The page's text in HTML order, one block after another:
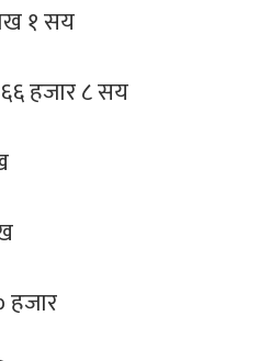
१ सय
६६ हजार ८ सय
हजार